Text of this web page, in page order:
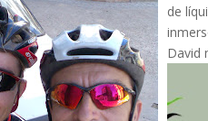
de
David